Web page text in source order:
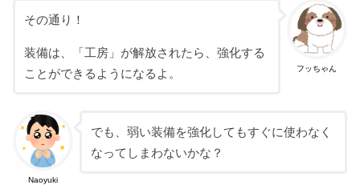
フッちゃん
その通り！
装備は、「工房」が解放されたら、強化する
ことができるようになるよ。
Naoyuki
でも、弱い装備を強化してもすぐに使わなく
なってしまわないかな？